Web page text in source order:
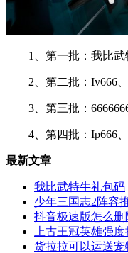
1、第一批：我比武特
2、第二批：Iv666、
3、第三批：6666666
4、第四批：Ip666、
最新文章
我比武特牛礼包码
少年三国志2阵容
抖音极速版怎么删
上古王冠英雄强
货拉拉可以运送宠